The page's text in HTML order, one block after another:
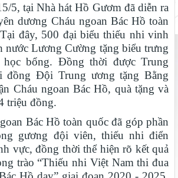
5, tại Nhà hát Hồ Gươm đã diễn ra
dương Cháu ngoan Bác Hồ toàn
đây, 500 đại biểu thiếu nhi vinh
nước Lương Cường tặng biểu trưng
bổng. Đồng thời được Trung
đồng Đội Trung ương tặng Bằng
Cháu ngoan Bác Hồ, quà tặng và
triệu đồng.
Bác Hồ toàn quốc đã góp phần
gương đội viên, thiếu nhi điển
vực, đồng thời thể hiện rõ kết quả
trào “Thiếu nhi Việt Nam thi đua
giáo dục nghề nghiệp
tộc”
thôn